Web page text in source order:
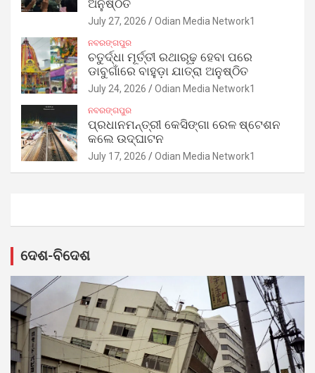
ଅନୁଷ୍ଠିତ
July 27, 2026 Odian Media Network1
ନବରଙ୍ଗପୁର
ଚତୁର୍ଦ୍ଧା ମୂର୍ତ୍ତୀ ରଥାରୂଢ଼ ହେବା ପରେ
ଡାବୁଗାଁରେ ବାହୁଡ଼ା ଯାତ୍ରା ଅନୁଷ୍ଠିତ
July 24, 2026 Odian Media Network1
ନବରଙ୍ଗପୁର
ପ୍ରଧାନମନ୍ତ୍ରୀ କେସିଙ୍ଗା ରେଳ ଷ୍ଟେଶନ
କଲେ ଉଦ୍‌ଘାଟନ
July 17, 2026 Odian Media Network1
ଦେଶ-ବିଦେଶ